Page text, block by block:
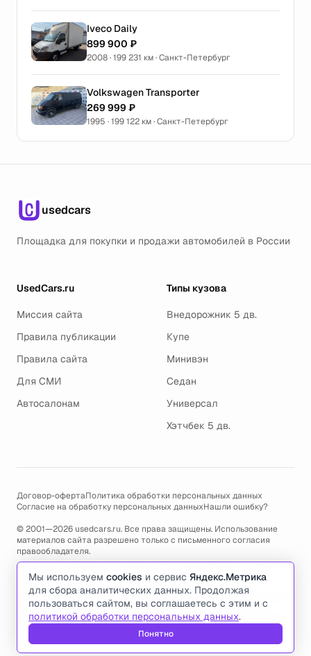
Iveco Daily
899 900 ₽
2008 · 199 231 км · Санкт-Петербург
Volkswagen Transporter
269 999 ₽
1995 · 199 122 км · Санкт-Петербург
usedcars
Площадка для покупки и продажи автомобилей в России
UsedCars.ru
Миссия сайта
Правила публикации
Правила сайта
Для СМИ
Автосалонам
Типы кузова
Внедорожник 5 дв.
Купе
Минивэн
Седан
Универсал
Хэтчбек 5 дв.
Договор-офертаПолитика обработки персональных данных
Согласие на обработку персональных данныхНашли ошибку?
© 2001—2026 usedcars.ru. Все права защищены. Использование
материалов сайта разрешено только с письменного согласия
правообладателя.
Пользуясь сайтом, вы соглашаетесь с использованием cookies и
политикой обработки персональных данных.
По всем вопросам связанным с работой сайта, ошибками, глюками
и проблемами обращайтесь по адресу электронной почты
support@usedcars.ruили пишите в телеграм@usedcarsru_support
Мы используем cookies и сервис Яндекс.Метрика
для сбора аналитических данных. Продолжая
пользоваться сайтом, вы соглашаетесь с этим и с
политикой обработки персональных данных.
Понятно